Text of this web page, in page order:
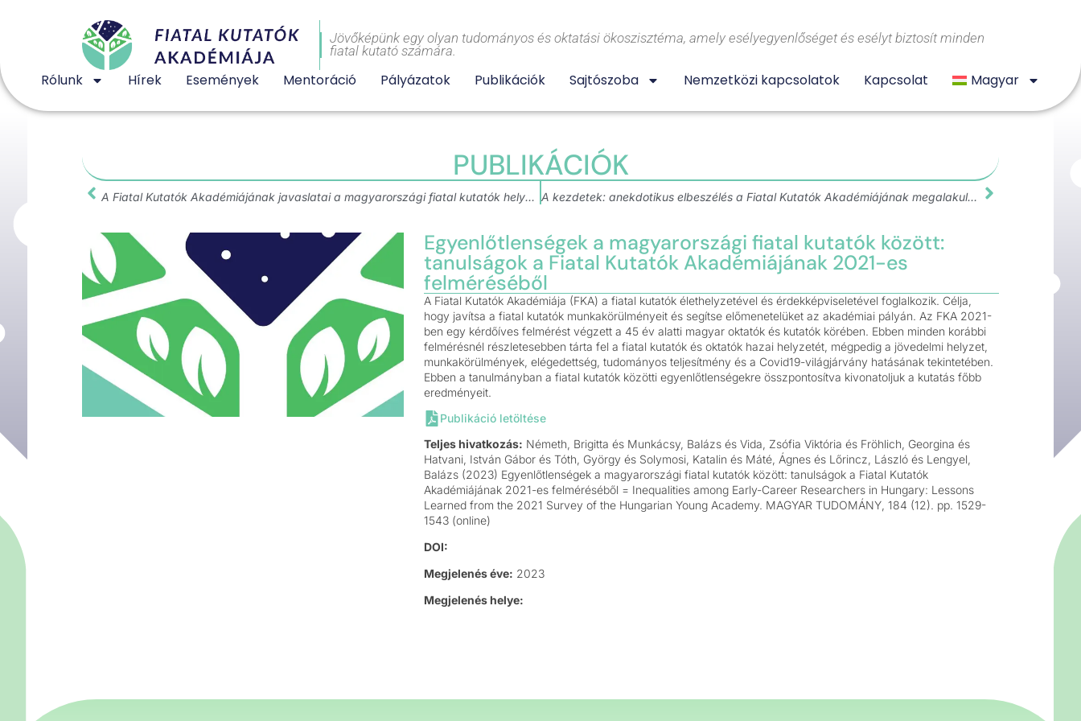
Jövőképünk egy olyan tudományos és oktatási ökoszisztéma, amely esélyegyenlőséget és esélyt biztosít minden
fiatal kutató számára.
Rólunk Hírek Események Mentoráció Pályázatok Publikációk Sajtószoba Nemzetközi kapcsolatok Kapcsolat Magyar
PUBLIKÁCIÓK
A Fiatal Kutatók Akadémiájának javaslatai a magyarországi fiatal kutatók helyzetének javítására A kezdetek: anekdotikus elbeszélés a Fiatal Kutatók Akadémiájának megalakulásáról
Egyenlőtlenségek a magyarországi fiatal kutatók között:
tanulságok a Fiatal Kutatók Akadémiájának 2021-es
felméréséből
A Fiatal Kutatók Akadémiája (FKA) a fiatal kutatók élethelyzetével és érdekképviseletével foglalkozik. Célja,
hogy javítsa a fiatal kutatók munkakörülményeit és segítse előmenetelüket az akadémiai pályán. Az FKA 2021-
ben egy kérdőíves felmérést végzett a 45 év alatti magyar oktatók és kutatók körében. Ebben minden korábbi
felmérésnél részletesebben tárta fel a fiatal kutatók és oktatók hazai helyzetét, mégpedig a jövedelmi helyzet,
munkakörülmények, elégedettség, tudományos teljesítmény és a Covid19-világjárvány hatásának tekintetében.
Ebben a tanulmányban a fiatal kutatók közötti egyenlőtlenségekre összpontosítva kivonatoljuk a kutatás főbb
eredményeit.
Publikáció letöltése
Teljes hivatkozás: Németh, Brigitta és Munkácsy, Balázs és Vida, Zsófia Viktória és Fröhlich, Georgina és
Hatvani, István Gábor és Tóth, György és Solymosi, Katalin és Máté, Ágnes és Lőrincz, László és Lengyel,
Balázs (2023) Egyenlőtlenségek a magyarországi fiatal kutatók között: tanulságok a Fiatal Kutatók
Akadémiájának 2021-es felméréséből = Inequalities among Early-Career Researchers in Hungary: Lessons
Learned from the 2021 Survey of the Hungarian Young Academy. MAGYAR TUDOMÁNY, 184 (12). pp. 1529-
1543 (online)
DOI:
Megjelenés éve: 2023
Megjelenés helye: